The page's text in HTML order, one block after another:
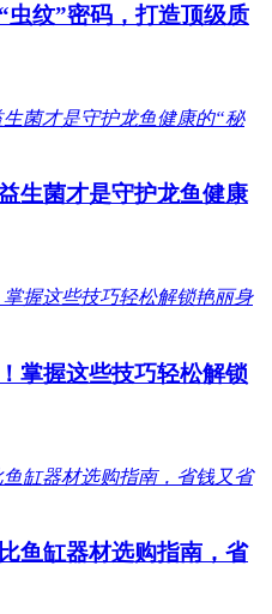
虫纹”密码，打造顶级质
生菌才是守护龙鱼健康
掌握这些技巧轻松解锁
鱼缸器材选购指南，省